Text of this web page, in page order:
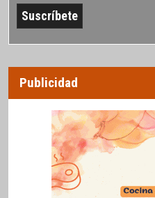
Publicidad